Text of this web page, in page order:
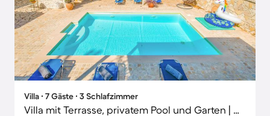
Villa ∙ 7 Gäste ∙ 3 Schlafzimmer
Villa mit Terrasse, privatem Pool und Garten | Meerblick